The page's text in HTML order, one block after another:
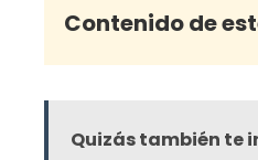
Contenido de
Quizás también te